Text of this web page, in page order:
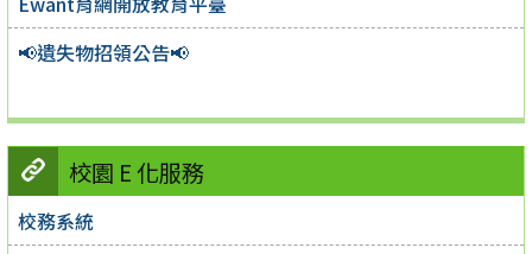
📢遺失物招領公告📢
校園 E 化服務
校務系統